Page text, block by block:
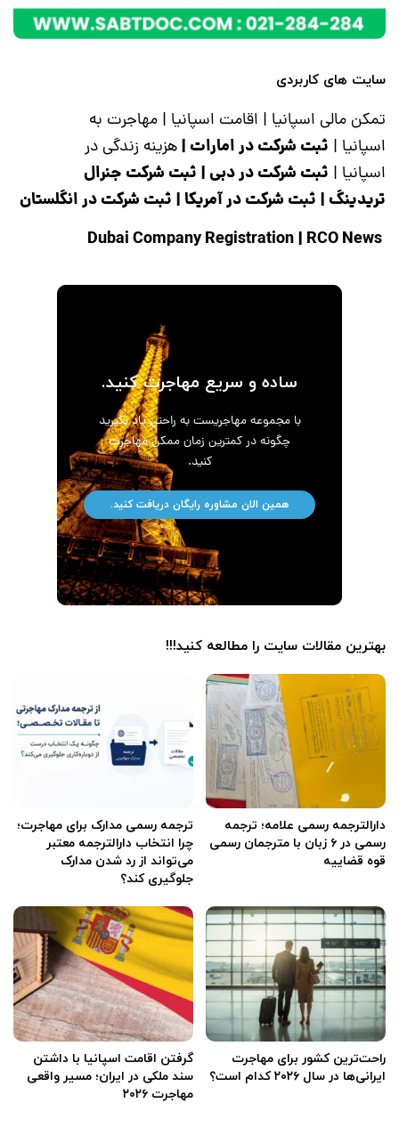
سایت های کاربردی
تمکن مالی اسپانیا | اقامت اسپانیا | مهاجرت به
اسپانیا | ثبت شرکت در امارات |هزینه زندگی در
اسپانیا | ثبت شرکت در دبی | ثبت شرکت جنرال
تریدینگ | ثبت شرکت در آمریکا | ثبت شرکت در انگلستان
| RCO News
ساده و سریع مهاجرت کنید.
با مجموعه مهاجریست به راحتی یاد بگیرید
چگونه در کمترین زمان ممکن مهاجرت
کنید.
همین الان مشاوره رایگان دریافت کنید.
بهترین مقالات سایت را مطالعه کنید!!!
دارالترجمه رسمی علامه؛ ترجمه
رسمی در ۶ زبان با مترجمان رسمی
قوه قضاییه
ترجمه رسمی مدارک برای مهاجرت؛
چرا انتخاب دارالترجمه معتبر
می‌تواند از رد شدن مدارک
جلوگیری کند؟
راحت‌ترین کشور برای مهاجرت
ایرانی‌ها در سال ۲۰۲۶ کدام است؟
گرفتن اقامت اسپانیا با داشتن
سند ملکی در ایران؛ مسیر واقعی
مهاجرت ۲۰۲۶